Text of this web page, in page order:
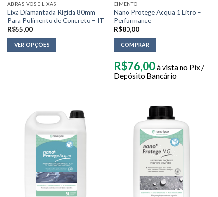
ABRASIVOS E LIXAS
Lixa Diamantada Rígida 80mm
Para Polimento de Concreto – IT
R$55,00
VER OPÇÕES
CIMENTO
Nano Protege Acqua 1 Litro –
Performance
R$80,00
COMPRAR
R$76,00à vista no Pix /
Depósito Bancário